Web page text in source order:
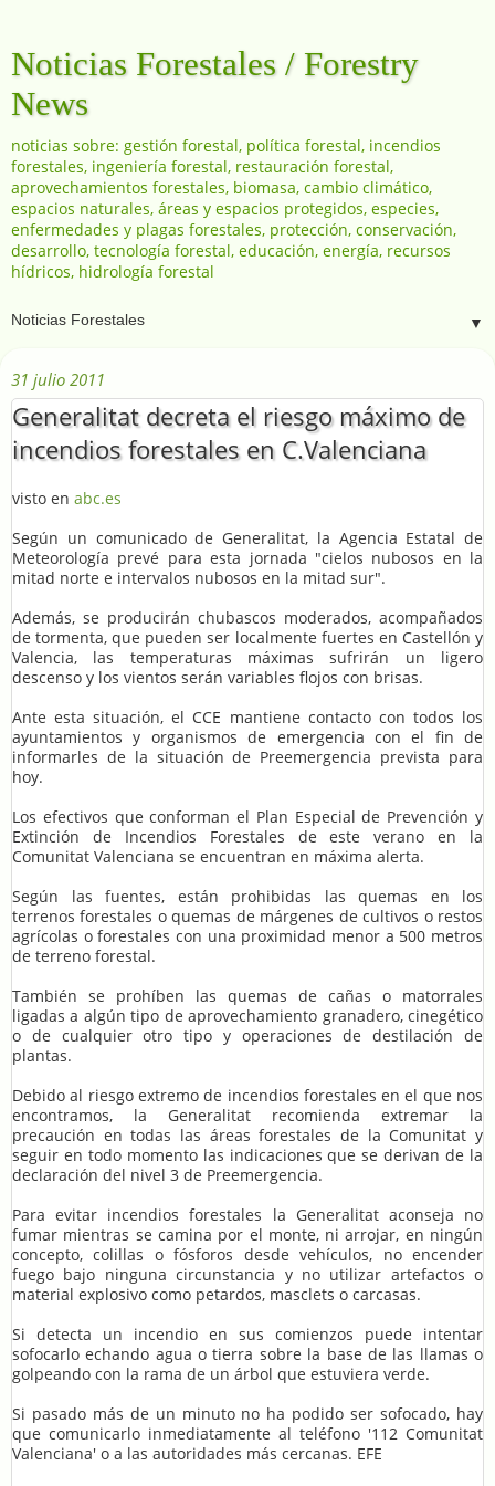
Noticias Forestales / Forestry
News
noticias sobre: gestión forestal, política forestal, incendios
forestales, ingeniería forestal, restauración forestal,
aprovechamientos forestales, biomasa, cambio climático,
espacios naturales, áreas y espacios protegidos, especies,
enfermedades y plagas forestales, protección, conservación,
desarrollo, tecnología forestal, educación, energía, recursos
hídricos, hidrología forestal
▼
31 julio 2011
Generalitat decreta el riesgo máximo de
incendios forestales en C.Valenciana
visto en abc.es
Según un comunicado de Generalitat, la Agencia Estatal de
Meteorología prevé para esta jornada "cielos nubosos en la
mitad norte e intervalos nubosos en la mitad sur".
Además, se producirán chubascos moderados, acompañados
de tormenta, que pueden ser localmente fuertes en Castellón y
Valencia, las temperaturas máximas sufrirán un ligero
descenso y los vientos serán variables flojos con brisas.
Ante esta situación, el CCE mantiene contacto con todos los
ayuntamientos y organismos de emergencia con el fin de
informarles de la situación de Preemergencia prevista para
hoy.
Los efectivos que conforman el Plan Especial de Prevención y
Extinción de Incendios Forestales de este verano en la
Comunitat Valenciana se encuentran en máxima alerta.
Según las fuentes, están prohibidas las quemas en los
terrenos forestales o quemas de márgenes de cultivos o restos
agrícolas o forestales con una proximidad menor a 500 metros
de terreno forestal.
También se prohíben las quemas de cañas o matorrales
ligadas a algún tipo de aprovechamiento granadero, cinegético
o de cualquier otro tipo y operaciones de destilación de
plantas.
Debido al riesgo extremo de incendios forestales en el que nos
encontramos, la Generalitat recomienda extremar la
precaución en todas las áreas forestales de la Comunitat y
seguir en todo momento las indicaciones que se derivan de la
declaración del nivel 3 de Preemergencia.
Para evitar incendios forestales la Generalitat aconseja no
fumar mientras se camina por el monte, ni arrojar, en ningún
concepto, colillas o fósforos desde vehículos, no encender
fuego bajo ninguna circunstancia y no utilizar artefactos o
material explosivo como petardos, masclets o carcasas.
Si detecta un incendio en sus comienzos puede intentar
sofocarlo echando agua o tierra sobre la base de las llamas o
golpeando con la rama de un árbol que estuviera verde.
Si pasado más de un minuto no ha podido ser sofocado, hay
que comunicarlo inmediatamente al teléfono '112 Comunitat
Valenciana' o a las autoridades más cercanas. EFE